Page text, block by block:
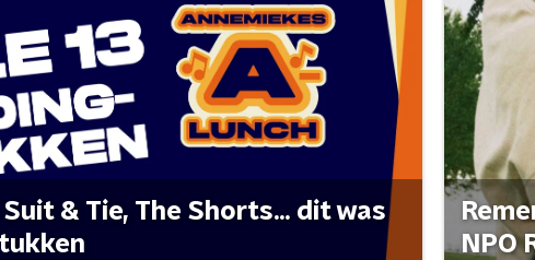
& Tie, The Shorts... dit was
NPO